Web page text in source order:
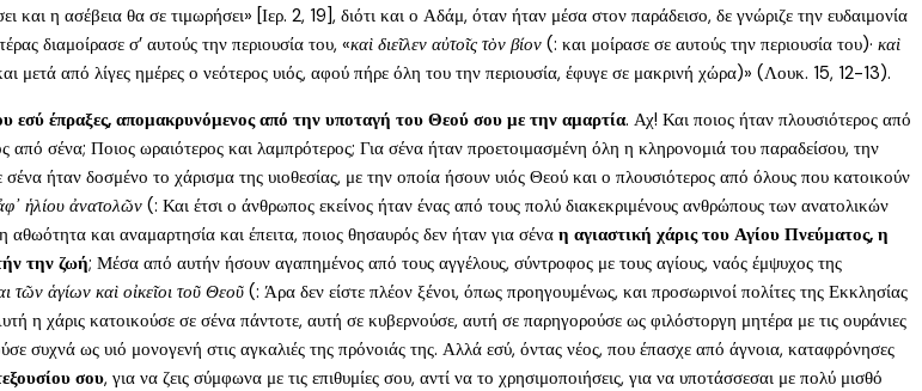
η ασέβεια θα σε τιμωρήσει» [Ιερ. 2, 19], διότι και ο Αδάμ, όταν ήταν μέσα στον παράδεισο, δε γνώριζε την ευδαιμονία
διαμοίρασε σ’ αυτούς την περιουσία του, «καὶ διεῖλεν αὐτοῖς τὸν βίον (: και μοίρασε σε αυτούς την περιουσία του)· καὶ
μετά από λίγες ημέρες ο νεότερος υιός, αφού πήρε όλη του την περιουσία, έφυγε σε μακρινή χώρα)» (Λουκ. 15, 12-13).
εσύ έπραξες, απομακρυνόμενος από την υποταγή του Θεού σου με την αμαρτία. Αχ! Και ποιος ήταν πλουσιότερος από
από σένα; Ποιος ωραιότερος και λαμπρότερος; Για σένα ήταν προετοιμασμένη όλη η κληρονομιά του παραδείσου, την
ήταν δοσμένο το χάρισμα της υιοθεσίας, με την οποία ήσουν υιός Θεού και ο πλουσιότερος από όλους που κατοικούν
ἡλίου ἀνατολῶν (: Και έτσι ο άνθρωπος εκείνος ήταν ένας από τους πολύ διακεκριμένους ανθρώπους των ανατολικών
και αναμαρτησία και έπειτα, ποιος θησαυρός δεν ήταν για σένα η αγιαστική χάρις του Αγίου Πνεύματος, η
την ζωή; Μέσα από αυτήν ήσουν αγαπημένος από τους αγγέλους, σύντροφος με τους αγίους, ναός έμψυχος της
τῶν ἁγίων καὶ οἰκεῖοι τοῦ Θεοῦ(: Άρα δεν είστε πλέον ξένοι, όπως προηγουμένως, και προσωρινοί πολίτες της Εκκλησίας
η χάρις κατοικούσε σε σένα πάντοτε, αυτή σε κυβερνούσε, αυτή σε παρηγορούσε ως φιλόστοργη μητέρα με τις ουράνιες
συχνά ως υιό μονογενή στις αγκαλιές της πρόνοιάς της. Αλλά εσύ, όντας νέος, που έπασχε από άγνοια, καταφρόνησες
σου, για να ζεις σύμφωνα με τις επιθυμίες σου, αντί να το χρησιμοποιήσεις, για να υποτάσσεσαι με πολύ μισθό